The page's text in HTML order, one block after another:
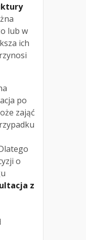
lub w
ich
po
zająć
o
z